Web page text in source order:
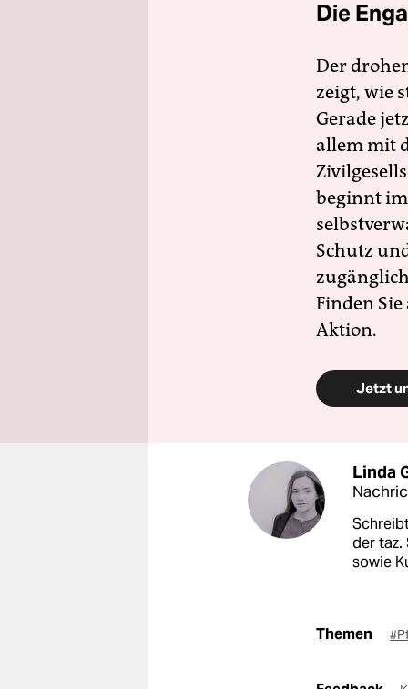
Die
Der
zeigt, wie
Gerade
allem mit
beginnt
Schutz
Finden
Aktion.
Jetzt
Linda
der taz.
sowie
Themen